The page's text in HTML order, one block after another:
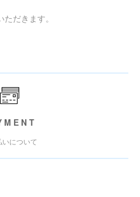
だきます。
いについて